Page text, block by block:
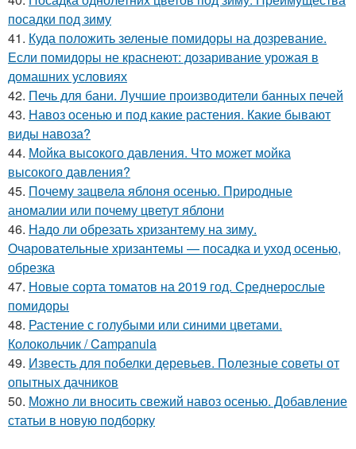
посадки под зиму
41. Куда положить зеленые помидоры на дозревание.
Если помидоры не краснеют: дозаривание урожая в
домашних условиях
42. Печь для бани. Лучшие производители банных печей
43. Навоз осенью и под какие растения. Какие бывают
виды навоза?
44. Мойка высокого давления. Что может мойка
высокого давления?
45. Почему зацвела яблоня осенью. Природные
аномалии или почему цветут яблони
46. Надо ли обрезать хризантему на зиму.
Очаровательные хризантемы — посадка и уход осенью,
обрезка
47. Новые сорта томатов на 2019 год. Среднерослые
помидоры
48. Растение с голубыми или синими цветами.
Колокольчик / Campanula
49. Известь для побелки деревьев. Полезные советы от
опытных дачников
50. Можно ли вносить свежий навоз осенью. Добавление
статьи в новую подборку